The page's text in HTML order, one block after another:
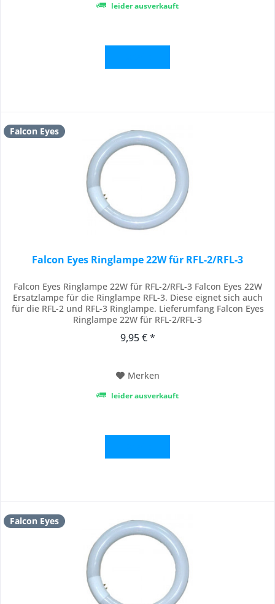
leider ausverkauft
Falcon Eyes
Falcon Eyes Ringlampe 22W für RFL-2/RFL-3
Falcon Eyes Ringlampe 22W für RFL-2/RFL-3 Falcon Eyes 22W
Ersatzlampe für die Ringlampe RFL-3. Diese eignet sich auch
für die RFL-2 und RFL-3 Ringlampe. Lieferumfang Falcon Eyes
Ringlampe 22W für RFL-2/RFL-3
9,95 € *
Merken
leider ausverkauft
Falcon Eyes